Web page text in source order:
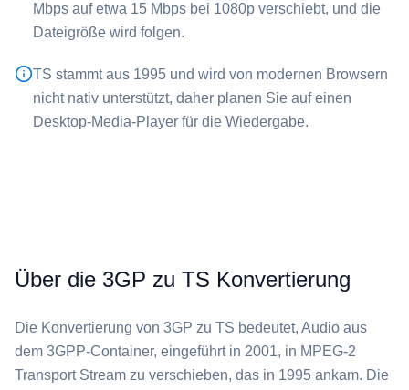
Mbps auf etwa 15 Mbps bei 1080p verschiebt, und die
Dateigröße wird folgen.
⁦TS⁩ stammt aus 1995 und wird von modernen Browsern
nicht nativ unterstützt, daher planen Sie auf einen
Desktop-Media-Player für die Wiedergabe.
Über die 3GP zu TS Konvertierung
Die Konvertierung von ⁦3GP⁩ zu ⁦TS⁩ bedeutet, Audio aus
dem 3GPP-Container, eingeführt in 2001, in MPEG-2
Transport Stream zu verschieben, das in 1995 ankam. Die